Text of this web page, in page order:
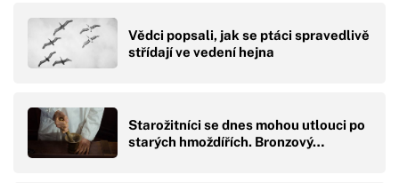
Vědci popsali, jak se ptáci spravedlivě
střídají ve vedení hejna
Starožitníci se dnes mohou utlouci po
starých hmoždířích. Bronzový…